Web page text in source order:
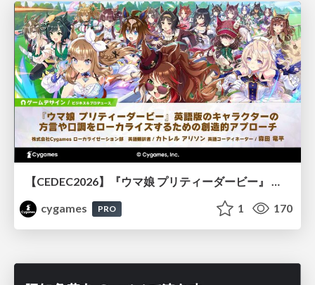
【CEDEC2026】『ウマ娘 プリティーダービー』 英語版のキャラクターの方言や口調をローカライズするための創造的アプローチ
cygames
PRO 1 170